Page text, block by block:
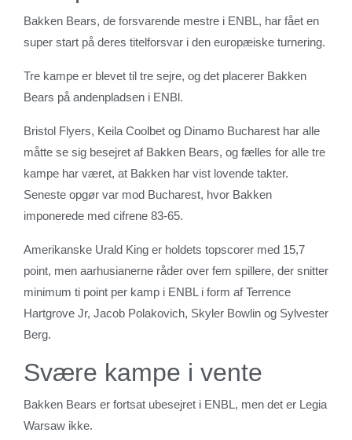
Bakken Bears, de forsvarende mestre i ENBL, har fået en
super start på deres titelforsvar i den europæiske turnering.
Tre kampe er blevet til tre sejre, og det placerer Bakken
Bears på andenpladsen i ENBl.
Bristol Flyers, Keila Coolbet og Dinamo Bucharest har alle
måtte se sig besejret af Bakken Bears, og fælles for alle tre
kampe har været, at Bakken har vist lovende takter.
Seneste opgør var mod Bucharest, hvor Bakken
imponerede med cifrene 83-65.
Amerikanske Urald King er holdets topscorer med 15,7
point, men aarhusianerne råder over fem spillere, der snitter
minimum ti point per kamp i ENBL i form af Terrence
Hartgrove Jr, Jacob Polakovich, Skyler Bowlin og Sylvester
Berg.
Svære kampe i vente
Bakken Bears er fortsat ubesejret i ENBL, men det er Legia
Warsaw ikke.